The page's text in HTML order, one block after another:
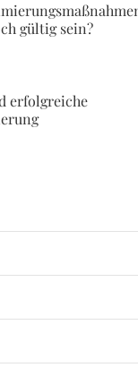
gültig sein?
erfolgreiche